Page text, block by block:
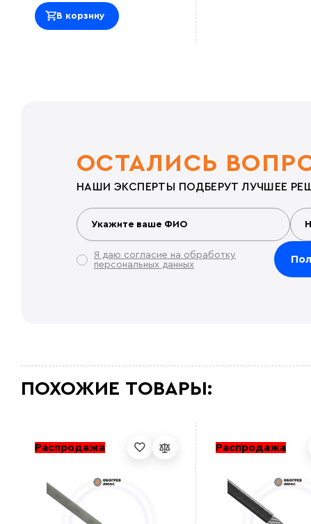
В корзину
ОСТАЛИСЬ
НАШИ ЭКСПЕРТЫ ПОДБЕРУТ ЛУЧШЕЕ
Я даю согласие на обработку
персональных данных
ПОХОЖИЕ ТОВАРЫ:
Распродажа Распродажа